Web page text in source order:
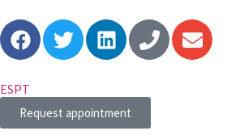
ESPT
Request appointment